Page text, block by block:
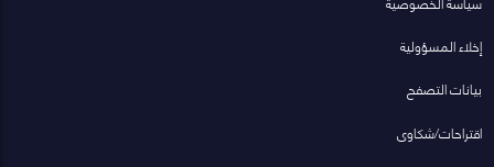
إخلاء المسؤولية
بيانات التصفح
اقتراحات/شكاوى